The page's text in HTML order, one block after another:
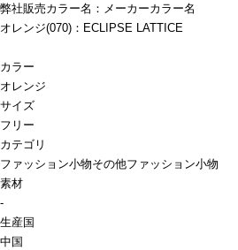
弊社販売カラー名：メーカーカラー名
オレンジ(070)：ECLIPSE LATTICE
カラー
オレンジ
サイズ
フリー
カテゴリ
ファッション小物その他ファッション小物
素材
-
生産国
中国